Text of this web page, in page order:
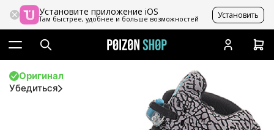
Установите приложение iOS
Там быстрее, удобнее и больше возможностей Установить
Оригинал
Убедиться